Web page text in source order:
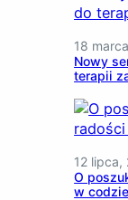
18
Nowy
terapii
12 lipca,
O
w